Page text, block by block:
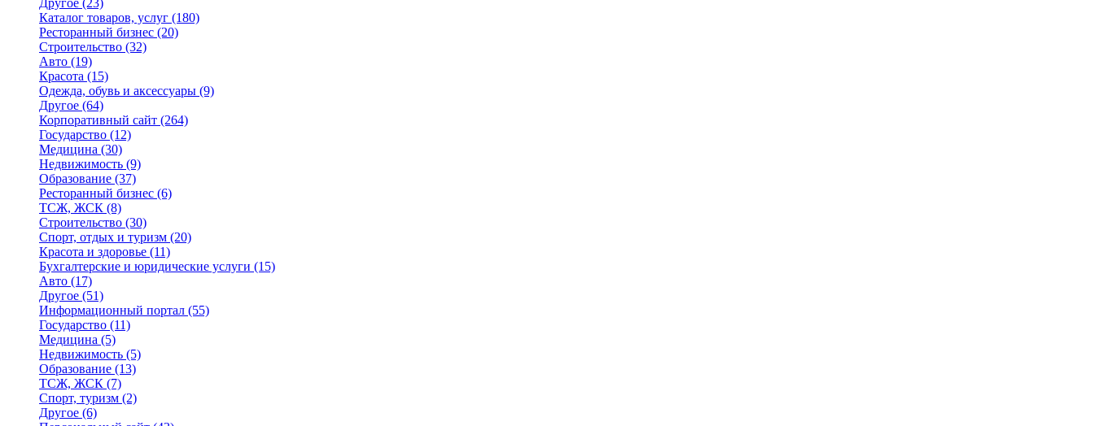
Другое (23)
Каталог товаров, услуг (180)
Ресторанный бизнес (20)
Строительство (32)
Авто (19)
Красота (15)
Одежда, обувь и аксессуары (9)
Другое (64)
Корпоративный сайт (264)
Государство (12)
Медицина (30)
Недвижимость (9)
Образование (37)
Ресторанный бизнес (6)
ТСЖ, ЖСК (8)
Строительство (30)
Спорт, отдых и туризм (20)
Красота и здоровье (11)
Бухгалтерские и юридические услуги (15)
Авто (17)
Другое (51)
Информационный портал (55)
Государство (11)
Медицина (5)
Недвижимость (5)
Образование (13)
ТСЖ, ЖСК (7)
Спорт, туризм (2)
Другое (6)